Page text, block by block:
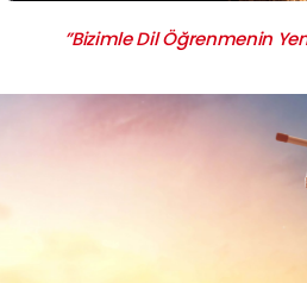
”Bizimle Dil Öğrenmenin